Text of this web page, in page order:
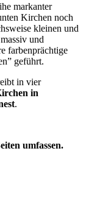
markanter
Kirchen noch
kleinen und
und
farbenprächtige
geführt.
in vier
in
.
umfassen.